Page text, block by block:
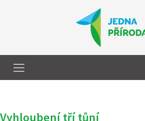
Vyhloubení tří tůní